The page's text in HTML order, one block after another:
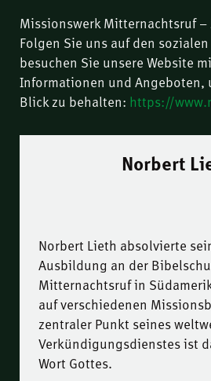
Missionswerk Mitternachtsruf
Folgen Sie uns auf den
besuchen Sie unsere Website
Informationen und Angeboten,
Blick zu behalten: https://
Norbert
Norbert Lieth absolvierte
Ausbildung an der
Mitternachtsruf in
auf verschiedenen
zentraler Punkt seines
Verkündigungsdienstes ist
Wort Gottes.